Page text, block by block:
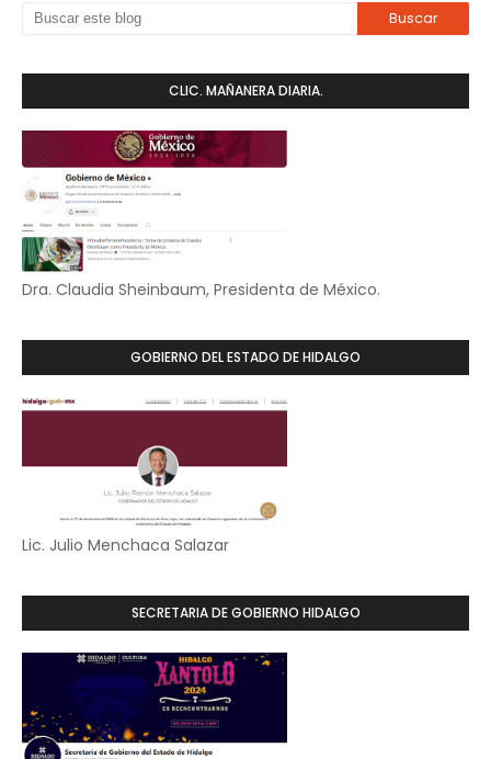
CLIC. MAÑANERA DIARIA.
Dra. Claudia Sheinbaum, Presidenta de México.
GOBIERNO DEL ESTADO DE HIDALGO
Lic. Julio Menchaca Salazar
SECRETARIA DE GOBIERNO HIDALGO